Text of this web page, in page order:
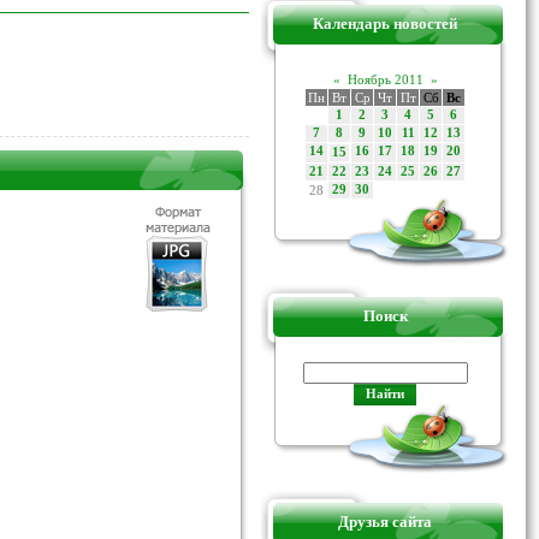
Календарь новостей
« Ноябрь 2011
»
Пн Вт Ср Чт Пт Сб Вс
1 2 3 4 5
6
7
8 9 10 11 12
13
14
15 16 17 18 19
20
21
22 23 24 25 26 27
28 29 30
Поиск
Друзья сайта